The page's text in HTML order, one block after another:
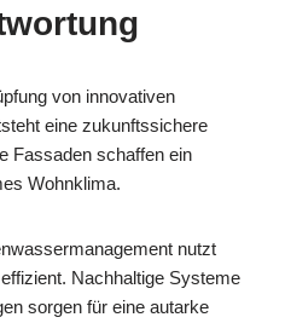
von innovativen
eine zukunftssichere
Fassaden schaffen ein
Wohnklima.
nutzt
Nachhaltige Systeme
sorgen für eine autarke